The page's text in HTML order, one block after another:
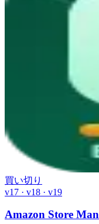
買い切り
v17 · v18 · v19
Amazon Store